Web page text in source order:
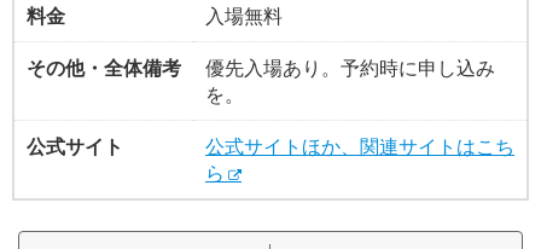
料金
入場無料
その他・全体備考
優先入場あり。予約時に申し込み
を。
公式サイト
公式サイトほか、関連サイトはこち
ら